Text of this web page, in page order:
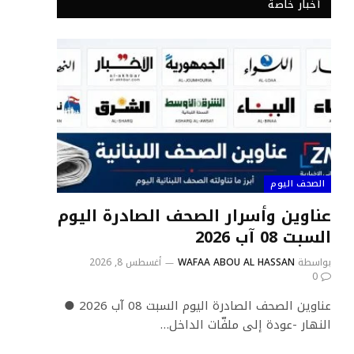
أخبار خاصة
الصحف اليوم
عناوين وأسرار الصحف الصادرة اليوم
السبت 08 آب 2026
بواسطة WAFAA ABOU AL HASSAN
أغسطس 8, 2026
0
عناوين الصحف الصادرة اليوم السبت 08 آب 2026 ●
النهار -عودة إلى ملفّات الداخل…